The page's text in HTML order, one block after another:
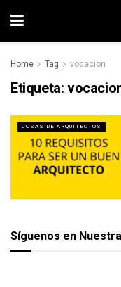
Home Tag vocacion
Etiqueta:
COSAS DE ARQUITECTOS
Síguenos en